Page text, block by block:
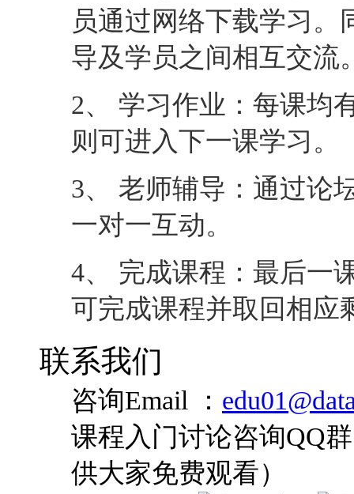
员通过网络下载学习
导及学员之间相互交流
2、 学习作业：每课均
则可进入下一课学习。
3、 老师辅导：通过论
一对一互动。
4、 完成课程：最后一
可完成课程并取回相应
联系我们
咨询Email ：
课程入门讨论咨询QQ
供大家免费观看）